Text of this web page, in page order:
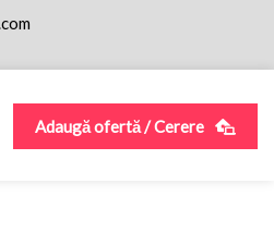
Adaugă ofertă / Cerere